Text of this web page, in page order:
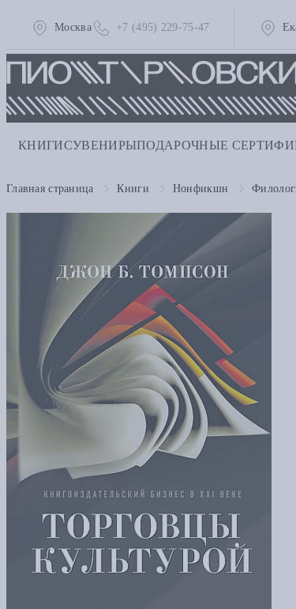
Москва +7 (495) 229-75-47
КНИГИСУВЕНИРЫПОДАРОЧНЫЕ
Главная страница Книги Нонфикшн